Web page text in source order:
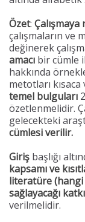
Özet:
çalışmaların ve
değinerek
amacı bir cümle
hakkında
metotları kısaca
temel bulguları
özetlenmelidir.
gelecekteki
cümlesi verilir.
Giriş başlığı
kapsamı ve
literatüre (hangi
sağlayacağı
verilmelidir.